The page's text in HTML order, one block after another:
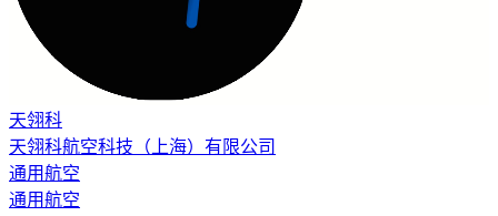
天翎科
天翎科航空科技（上海）有限公司
通用航空
通用航空